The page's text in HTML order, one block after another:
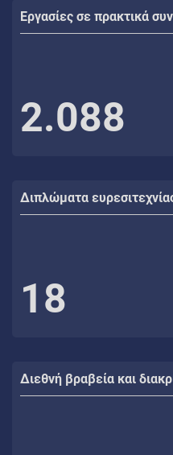
Εργασίες σε πρακτικά
2.088
Διπλώματα
18
Διεθνή βραβεία και